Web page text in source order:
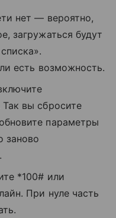
нет — вероятно,
загружаться будут
есть возможность.
вы сбросите
параметры
заново
*100# или
При нуле часть